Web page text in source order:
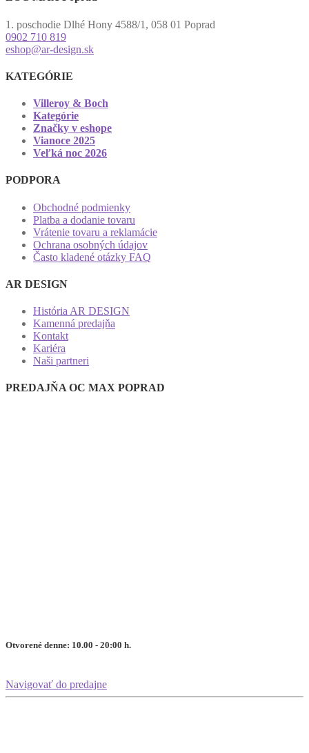
1. poschodie Dlhé Hony 4588/1, 058 01 Poprad
0902 710 819
eshop@ar-design.sk
KATEGÓRIE
Villeroy & Boch
Kategórie
Značky v eshope
Vianoce 2025
Veľká noc 2026
PODPORA
Obchodné podmienky
Platba a dodanie tovaru
Vrátenie tovaru a reklamácie
Ochrana osobných údajov
Často kladené otázky FAQ
AR DESIGN
História AR DESIGN
Kamenná predajňa
Kontakt
Kariéra
Naši partneri
PREDAJŇA OC MAX POPRAD
Otvorené denne: 10.00 - 20:00 h.
Navigovať do predajne